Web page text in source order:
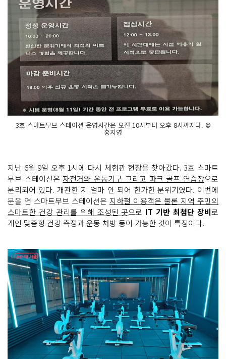
3호 스마트무브 스테이션 운영시간은 오전 10시부터 오후 8시까지다. ©
홍지영
지난 6월 9일 오후 1시에 다시 체험관 현장을 찾아갔다. 3호 스마트
무브 스테이션은자전거와 운동기구 그리고 파크 골프 연습장으로
분리되어 있다. 개관한 지 얼마 안 되어 한가한 분위기였다. 이번에
문을 연 스마트무브 스테이션은 지하철 이용객은 물론 지역 주민의
스마트한 건강 관리를 위해 조성된 곳으로 IT 기반 최첨단 장비로
개인 맞춤형 건강 측정과 운동 처방 등이 가능한 것이 특징이다.